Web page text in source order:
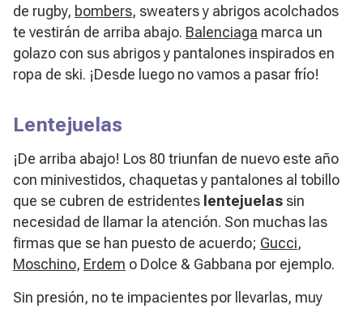
de rugby, bombers, sweaters y abrigos acolchados
te vestirán de arriba abajo. Balenciaga marca un
golazo con sus abrigos y pantalones inspirados en
ropa de ski. ¡Desde luego no vamos a pasar frío!
Lentejuelas
¡De arriba abajo! Los 80 triunfan de nuevo este año
con minivestidos, chaquetas y pantalones al tobillo
que se cubren de estridentes lentejuelas sin
necesidad de llamar la atención. Son muchas las
firmas que se han puesto de acuerdo; Gucci,
Moschino, Erdem o Dolce & Gabbana por ejemplo.
Sin presión, no te impacientes por llevarlas, muy